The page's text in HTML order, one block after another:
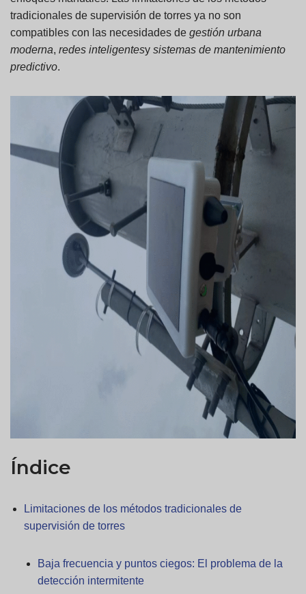
tradicionales de supervisión de torres ya no son
compatibles con las necesidades de gestión urbana
moderna, redes inteligentesy sistemas de mantenimiento
predictivo.
Índice
Limitaciones de los métodos tradicionales de
supervisión de torres
Baja frecuencia y puntos ciegos: El problema de la
detección intermitente